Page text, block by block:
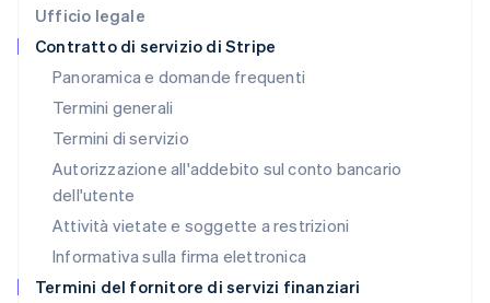
Ufficio legale
Contratto di servizio di Stripe
Panoramica e domande frequenti
Termini generali
Termini di servizio
Autorizzazione all'addebito sul conto bancario
dell'utente
Attività vietate e soggette a restrizioni
Informativa sulla firma elettronica
Termini del fornitore di servizi finanziari
Deutsch English
Lituania
English
Lussemburgo
FrançaisDeutschEnglish
Malaysia
English 简体中文
Malta
English
Messico
Español English
Norvegia
English